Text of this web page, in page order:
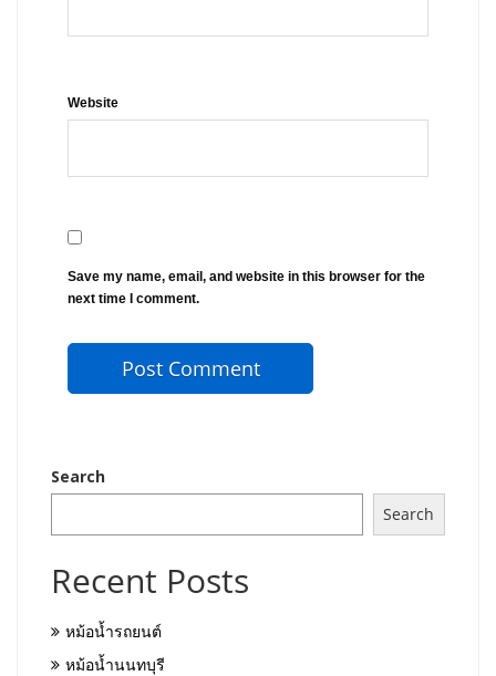
Website
Save my name, email, and website in this browser for the
next time I comment.
Search
Search
Recent Posts
หม้อน้ำรถยนต์
หม้อน้ำนนทบุรี